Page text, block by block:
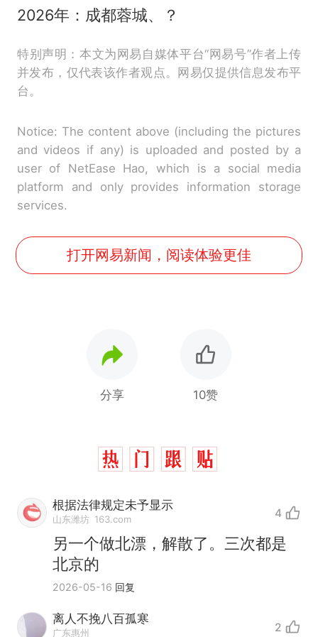
2026年：成都蓉城、？
特别声明：本文为网易自媒体平台“网易号”作者上传
并发布，仅代表该作者观点。网易仅提供信息发布平
台。
Notice: The content above (including the pictures
and videos if any) is uploaded and posted by a
user of NetEase Hao, which is a social media
platform and only provides information storage
services.
打开网易新闻，阅读体验更佳
分享 10赞
根据法律规定未予显示
山东潍坊 163.com 4
另一个做北漂，解散了。三次都是
北京的
2026-05-16 回复
离人不挽八百孤寒
广东惠州 2
那个在床头放菜刀的女孩，
人生
新
制裁瓜子饺子，美国怕什
么？